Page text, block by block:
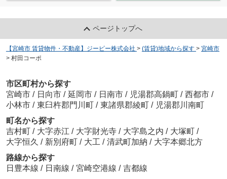
ページトップへ
【宮崎市 賃貸物件・不動産】ジーピー株式会社 > (賃貸)地域から探す > 宮崎市
> 村田コーポ
市区町村から探す
宮崎市 / 日向市 / 延岡市 / 日南市 / 児湯郡高鍋町 / 西都市 /
小林市 / 東臼杵郡門川町 / 東諸県郡綾町 / 児湯郡川南町
町名から探す
吉村町 / 大字赤江 / 大字財光寺 / 大字島之内 / 大塚町 /
大字恒久 / 新別府町 / 大工 / 清武町加納 / 大字本郷北方
路線から探す
日豊本線 / 日南線 / 宮崎空港線 / 吉都線